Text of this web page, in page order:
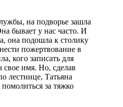
на подворье зашла
бывает у нас часто. И
она подошла к столику
пожертвование в
кого записать для
свое имя. Но, сделав
лестнице, Татьяна
за тяжко